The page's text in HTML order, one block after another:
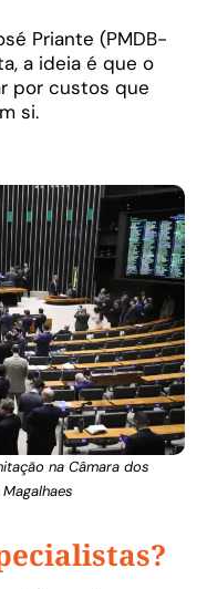
Priante (PMDB-
a ideia é que o
por custos que
si.
na Câmara dos